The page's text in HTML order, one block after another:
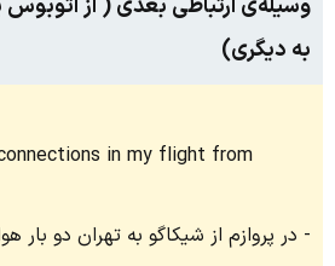
وسیله‌ی ارتباطی بعدی ( از اتوبوس
به دیگری)
in my flight from
در پروازم از شیکاگو به تهران دو بار